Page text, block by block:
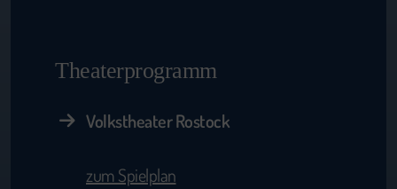
Theaterprogramm
Volkstheater Rostock
zum Spielplan